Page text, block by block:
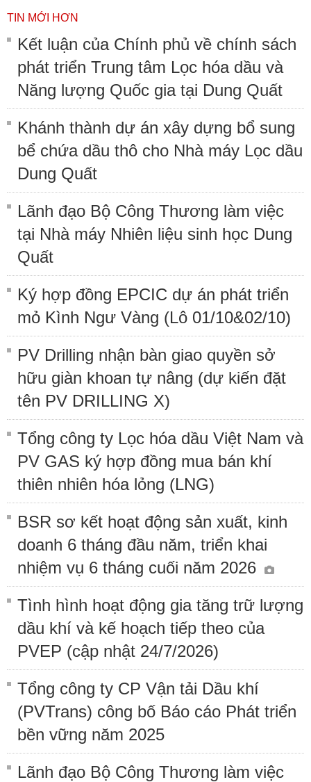
TIN MỚI HƠN
Kết luận của Chính phủ về chính sách
phát triển Trung tâm Lọc hóa dầu và
Năng lượng Quốc gia tại Dung Quất
Khánh thành dự án xây dựng bổ sung
bể chứa dầu thô cho Nhà máy Lọc dầu
Dung Quất
Lãnh đạo Bộ Công Thương làm việc
tại Nhà máy Nhiên liệu sinh học Dung
Quất
Ký hợp đồng EPCIC dự án phát triển
mỏ Kình Ngư Vàng (Lô 01/10&02/10)
PV Drilling nhận bàn giao quyền sở
hữu giàn khoan tự nâng (dự kiến đặt
tên PV DRILLING X)
Tổng công ty Lọc hóa dầu Việt Nam và
PV GAS ký hợp đồng mua bán khí
thiên nhiên hóa lỏng (LNG)
BSR sơ kết hoạt động sản xuất, kinh
doanh 6 tháng đầu năm, triển khai
nhiệm vụ 6 tháng cuối năm 2026
Tình hình hoạt động gia tăng trữ lượng
dầu khí và kế hoạch tiếp theo của
PVEP (cập nhật 24/7/2026)
Tổng công ty CP Vận tải Dầu khí
(PVTrans) công bố Báo cáo Phát triển
bền vững năm 2025
Lãnh đạo Bộ Công Thương làm việc